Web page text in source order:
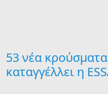
53 νέα
καταγγέλλει η